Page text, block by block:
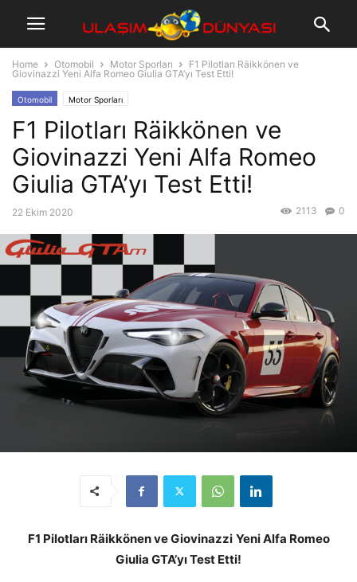
Home Otomobil Motor Sporları
F1 Pilotları Räikkönen ve
Giovinazzi Yeni Alfa Romeo Giulia GTA’yı Test Etti!
Otomobil Motor Sporları
F1 Pilotları Räikkönen ve
Giovinazzi Yeni Alfa Romeo
Giulia GTA’yı Test Etti!
22 Ekim 2020 0
2113
F1 Pilotları Räikkönen ve Giovinazzi Yeni Alfa Romeo
Giulia GTA’yı Test Etti!